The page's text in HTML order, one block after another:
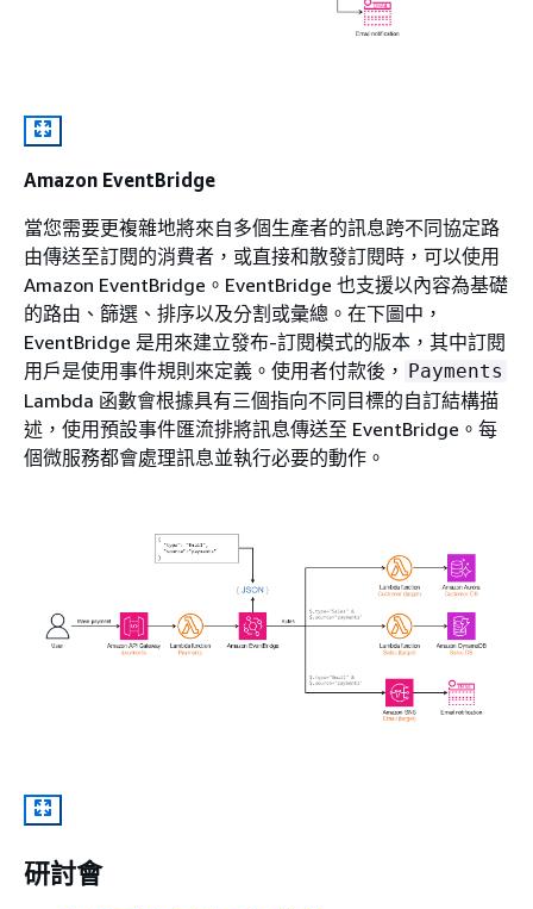
Amazon EventBridge
當您需要更複雜地將來自多個生產者的訊息跨不同協定路
由傳送至訂閱的消費者，或直接和散發訂閱時，可以使用
Amazon EventBridge。EventBridge 也支援以內容為基礎
的路由、篩選、排序以及分割或彙總。在下圖中，
EventBridge 是用來建立發布-訂閱模式的版本，其中訂閱
用戶是使用事件規則來定義。使用者付款後， Payments
Lambda 函數會根據具有三個指向不同目標的自訂結構描
述，使用預設事件匯流排將訊息傳送至 EventBridge。每
個微服務都會處理訊息並執行必要的動作。
研討會